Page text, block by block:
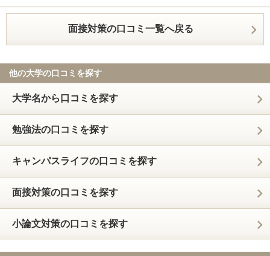
面接対策の口コミ一覧へ戻る
他の大学の口コミを探す
大学名から口コミを探す
勉強法の口コミを探す
キャンパスライフの口コミを探す
面接対策の口コミを探す
小論文対策の口コミを探す